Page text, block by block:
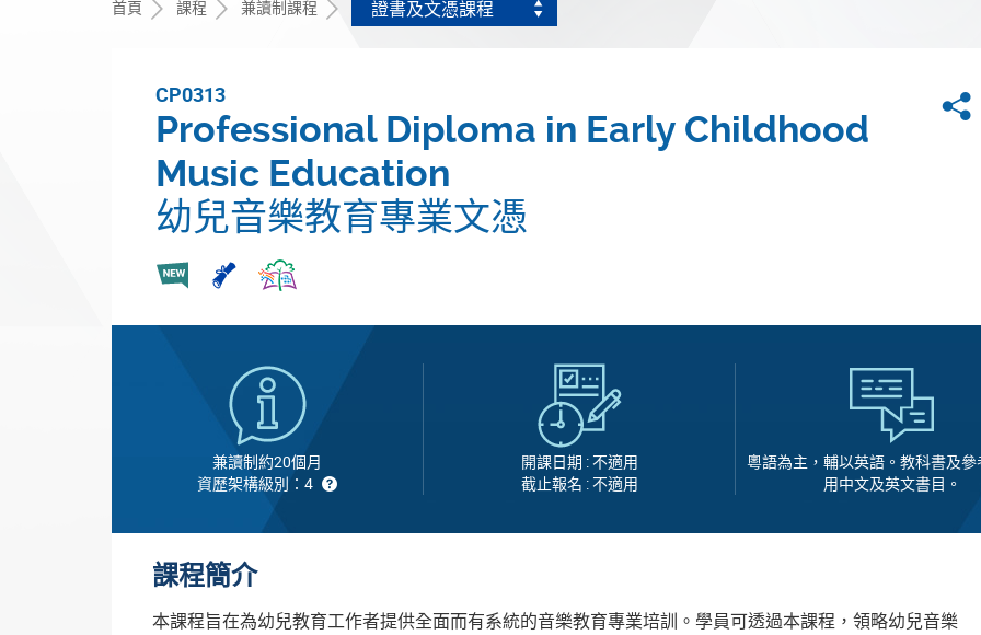
首頁 課程 兼讀制課程 證書及文憑課程
CP0313
Professional Diploma in Early Childhood
Music Education
幼兒音樂教育專業文憑
兼讀制約20個月
資歷架構級別：4
開課日期 : 不適用
截止報名 : 不適用
粵語為主，輔以英語。教科書及參
用中文及英文書目。
課程簡介
本課程旨在為幼兒教育工作者提供全面而有系統的音樂教育專業培訓。學員可透過本課程，領略幼兒音樂